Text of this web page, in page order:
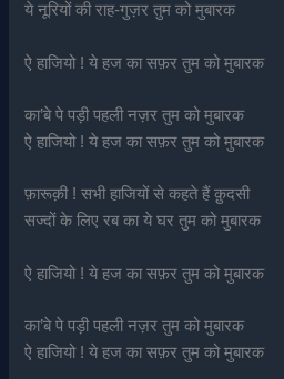
ये नूरियों की राह-गुज़र तुम को मुबारक
ऐ हाजियो ! ये हज का सफ़र तुम को मुबारक
का’बे पे पड़ी पहली नज़र तुम को मुबारक
ऐ हाजियो ! ये हज का सफ़र तुम को मुबारक
फ़ारूक़ी ! सभी हाजियों से कहते हैं क़ुदसी
सज्दों के लिए रब का ये घर तुम को मुबारक
ऐ हाजियो ! ये हज का सफ़र तुम को मुबारक
का’बे पे पड़ी पहली नज़र तुम को मुबारक
ऐ हाजियो ! ये हज का सफ़र तुम को मुबारक